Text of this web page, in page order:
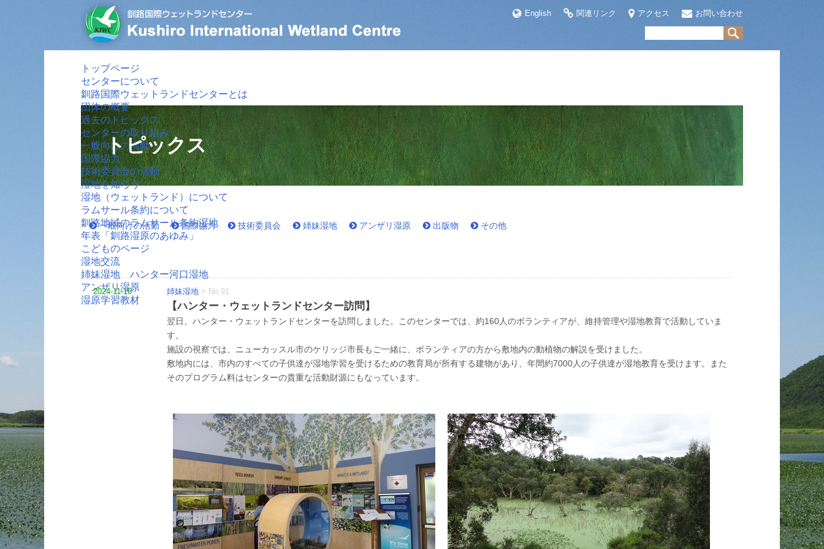
English 関連リンク アクセス お問い合わせ
トップページ
センターについて
釧路国際ウェットランドセンターとは
団体の概要
過去のトピックス
センターの取り組み
一般向けの活動
国際協力
技術委員会の活動
湿地を知ろう
湿地（ウェットランド）について
ラムサール条約について
釧路地域のラムサール条約湿地
年表「釧路湿原のあゆみ」
こどものページ
湿地交流
姉妹湿地 ハンター河口湿地
アンザリ湿原
湿原学習教材
トピックス
一般向けの活動 国際協力 技術委員会 姉妹湿地 アンザリ湿原 出版物 その他
2024-11-16 姉妹湿地 > No.91
【ハンター・ウェットランドセンター訪問】
翌日、ハンター・ウェットランドセンターを訪問しました。このセンターでは、約160人のボランティアが、維持管理や湿地教育で活動していま
す。
施設の視察では、ニューカッスル市のケリッジ市長もご一緒に、ボランティアの方から敷地内の動植物の解説を受けました。
敷地内には、市内のすべての子供達が湿地学習を受けるための教育局が所有する建物があり、年間約7000人の子供達が湿地教育を受けます。また
そのプログラム料はセンターの貴重な活動財源にもなっています。